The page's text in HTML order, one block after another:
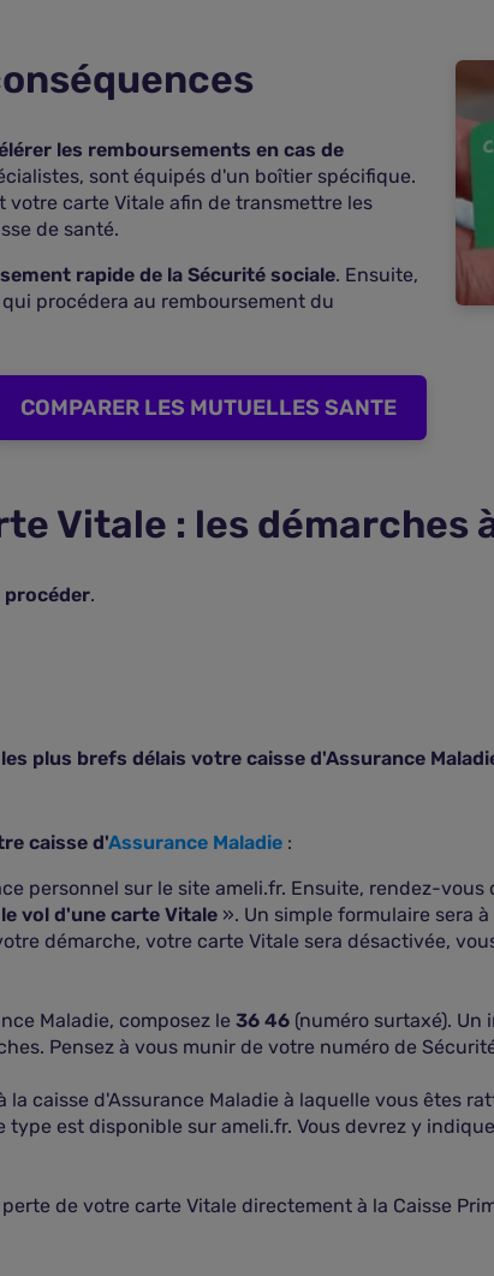
les remboursements en cas de
sont équipés d'un boîtier spécifique.
carte Vitale afin de transmettre les
de santé.
rapide de la Sécurité sociale. Ensuite,
qui procédera au remboursement du
COMPARER LES MUTUELLES SANTE
Vitale : les démarches
.
plus brefs délais votre caisse d'Assurance
caisse d'Assurance Maladie :
personnel sur le site ameli.fr. Ensuite, rendez-vous
vol d'une carte Vitale ». Un simple formulaire sera
démarche, votre carte Vitale sera désactivée,
Maladie, composez le 36 46 (numéro surtaxé).
Pensez à vous munir de votre numéro de
la caisse d'Assurance Maladie à laquelle vous êtes
est disponible sur ameli.fr. Vous devrez y
de votre carte Vitale directement à la Caisse